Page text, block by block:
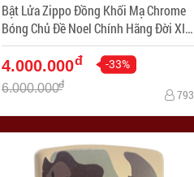
Bật Lửa Zippo Đồng Khối Mạ Chrome
Bóng Chủ Đề Noel Chính Hãng Đời XIV
La Mã Năm 1998 - Mã SP: ZPC4266
4.000.000đ -33%
6.000.000đ
793